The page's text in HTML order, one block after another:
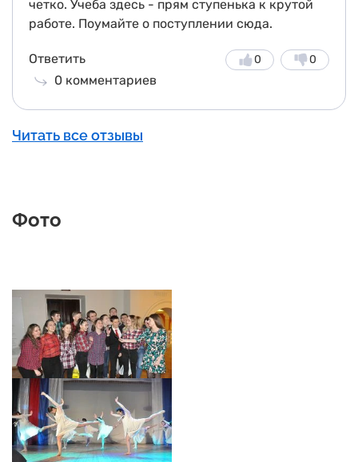
четко. Учеба здесь - прям ступенька к крутой
работе. Поумайте о поступлении сюда.
Ответить
0 комментариев
0
0
Читать все отзывы
Фото